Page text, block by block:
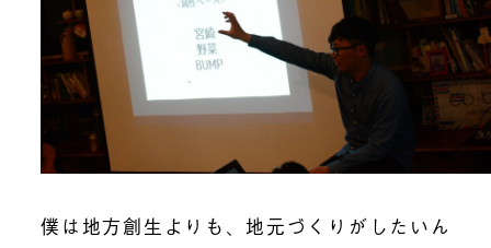
僕は地方創生よりも、地元づくりがしたいん